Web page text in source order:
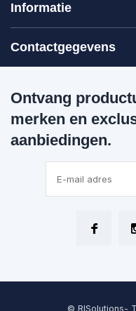
Informatie
Contactgegevens
Ontvang
merken en
aanbiedingen.
© RISolutions-